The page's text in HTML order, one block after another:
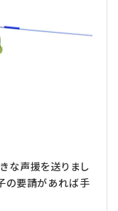
な声援を送りまし
の要請があれば手